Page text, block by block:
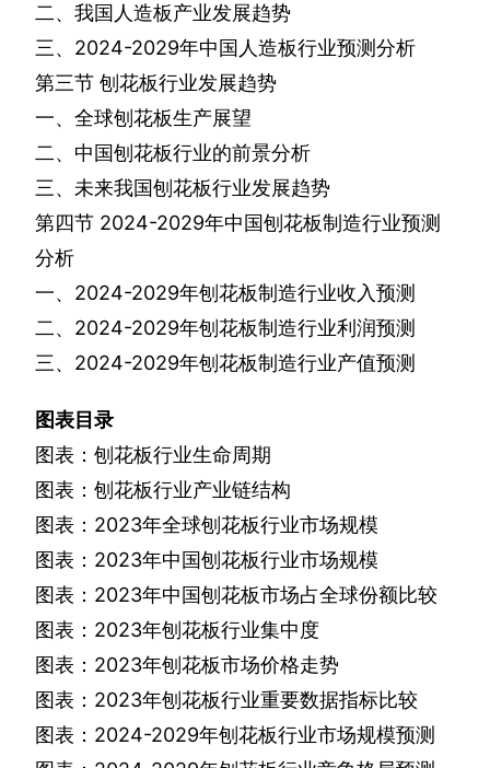
二、我国人造板产业发展趋势
三、 2024-2029年中国人造板行业预测分析
第三节 刨花板行业发展趋势
一、全球刨花板生产展望
二、中国刨花板行业的前景分析
三、未来我国刨花板行业发展趋势
第四节 2024-2029年中国刨花板制造行业预测
分析
一、 2024-2029年刨花板制造行业收入预测
二、 2024-2029年刨花板制造行业利润预测
三、 2024-2029年刨花板制造行业产值预测
图表目录
图表：刨花板行业生命周期
图表：刨花板行业产业链结构
图表： 2023年全球刨花板行业市场规模
图表： 2023年中国刨花板行业市场规模
图表： 2023年中国刨花板市场占全球份额比较
图表： 2023年刨花板行业集中度
图表： 2023年刨花板市场价格走势
图表： 2023年刨花板行业重要数据指标比较
图表： 2024-2029年刨花板行业市场规模预测